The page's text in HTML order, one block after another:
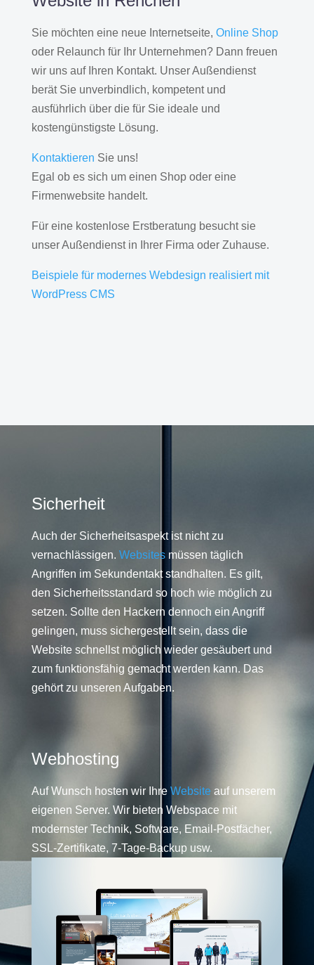
Sie möchten eine neue Internetseite, Online Shop
oder Relaunch für Ihr Unternehmen? Dann freuen
wir uns auf Ihren Kontakt. Unser Außendienst
berät Sie unverbindlich, kompetent und
ausführlich über die für Sie ideale und
kostengünstigste Lösung.
Kontaktieren Sie uns!
Egal ob es sich um einen Shop oder eine
Firmenwebsite handelt.
Für eine kostenlose Erstberatung besucht sie
unser Außendienst in Ihrer Firma oder Zuhause.
Beispiele für modernes Webdesign realisiert mit
WordPress CMS
Sicherheit
Auch der Sicherheitsaspekt ist nicht zu
vernachlässigen. Websitesmüssen täglich
Angriffen im Sekundentakt standhalten. Es gilt,
den Sicherheitsstandard so hoch wie möglich zu
setzen. Sollte den Hackern dennoch ein Angriff
gelingen, muss sichergestellt sein, dass die
Website schnellst möglich wieder gesäubert und
zum funktionsfähig gemacht werden kann. Das
gehört zu unseren Aufgaben.
Webhosting
Auf Wunsch hosten wir Ihre Website auf unserem
eigenen Server. Wir bieten Webspace mit
modernster Technik, Software, Email-Postfächer,
SSL-Zertifikate, 7-Tage-Backup usw.